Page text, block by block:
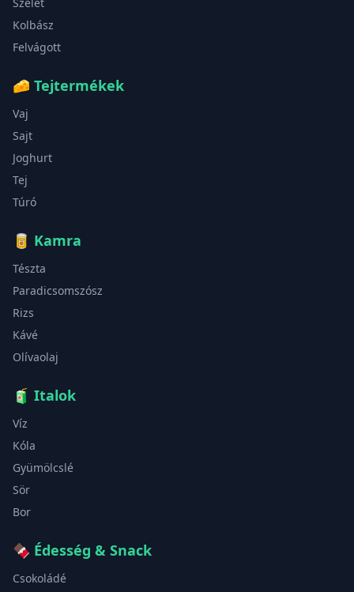
Kolbász
Felvágott
🧀 Tejtermékek
Vaj
Sajt
Joghurt
Tej
Túró
🥫 Kamra
Tészta
Paradicsomszósz
Rizs
Kávé
Olívaolaj
🧃 Italok
Víz
Kóla
Gyümölcslé
Sör
Bor
🍫 Édesség & Snack
Csokoládé